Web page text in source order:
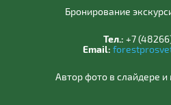
Бронирование
Тел.: +7
Email:
Автор фото в слайдере